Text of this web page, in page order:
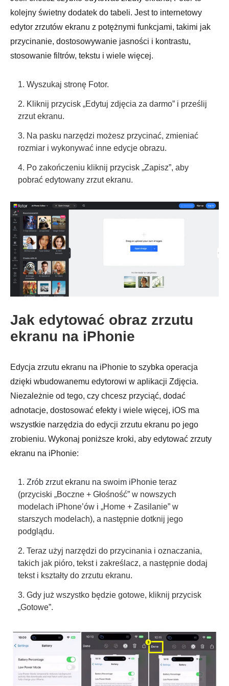
kolejny świetny dodatek do tabeli. Jest to internetowy
edytor zrzutów ekranu z potężnymi funkcjami, takimi jak
przycinanie, dostosowywanie jasności i kontrastu,
stosowanie filtrów, tekstu i wiele więcej.
1. Wyszukaj stronę Fotor.
2. Kliknij przycisk „Edytuj zdjęcia za darmo” i prześlij
zrzut ekranu.
3. Na pasku narzędzi możesz przycinać, zmieniać
rozmiar i wykonywać inne edycje obrazu.
4. Po zakończeniu kliknij przycisk „Zapisz”, aby
pobrać edytowany zrzut ekranu.
Jak edytować obraz zrzutu
ekranu na iPhonie
Edycja zrzutu ekranu na iPhonie to szybka operacja
dzięki wbudowanemu edytorowi w aplikacji Zdjęcia.
Niezależnie od tego, czy chcesz przyciąć, dodać
adnotacje, dostosować efekty i wiele więcej, iOS ma
wszystkie narzędzia do edycji zrzutu ekranu po jego
zrobieniu. Wykonaj poniższe kroki, aby edytować zrzuty
ekranu na iPhonie:
1. Zrób zrzut ekranu na swoim iPhonie teraz
(przyciski „Boczne + Głośność” w nowszych
modelach iPhone’ów i „Home + Zasilanie” w
starszych modelach), a następnie dotknij jego
podglądu.
2. Teraz użyj narzędzi do przycinania i oznaczania,
takich jak pióro, tekst i zakreślacz, a następnie dodaj
tekst i kształty do zrzutu ekranu.
3. Gdy już wszystko będzie gotowe, kliknij przycisk
„Gotowe”.